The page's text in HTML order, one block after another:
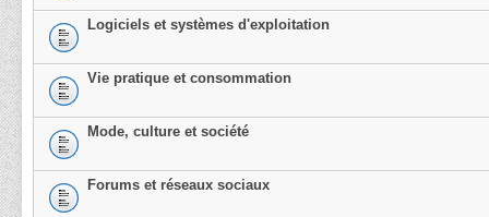
Logiciels et systèmes d'exploitation
Vie pratique et consommation
Mode, culture et société
Forums et réseaux sociaux